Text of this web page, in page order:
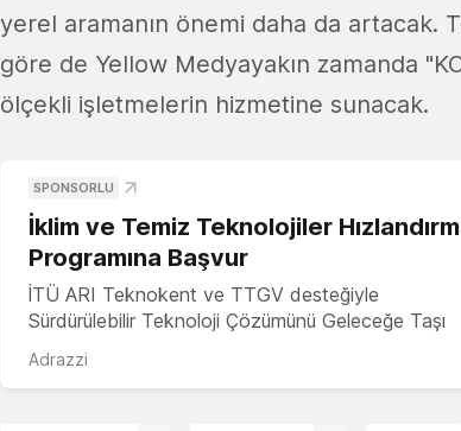
yerel aramanın önemi daha da artacak.
göre de Yellow Medyayakın zamanda
ölçekli işletmelerin hizmetine sunacak.
SPONSORLU
İklim ve Temiz Teknolojiler
Programına Başvur
İTÜ ARI Teknokent ve TTGV desteğiyle
Sürdürülebilir Teknoloji Çözümünü Geleceğe Taşı
Adrazzi